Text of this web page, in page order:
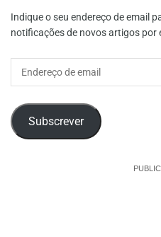
Indique o seu endereço de email
notificações de novos artigos por
Subscrever